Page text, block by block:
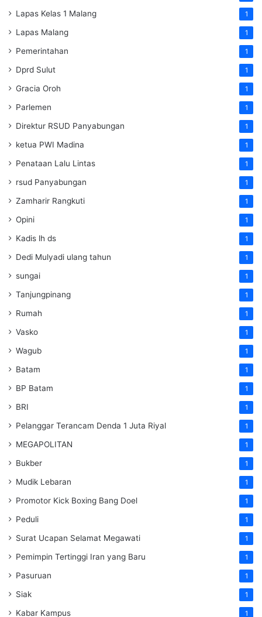
Lapas Kelas 1 Malang 1
Lapas Malang 1
Pemerintahan 1
Dprd Sulut 1
Gracia Oroh 1
Parlemen 1
Direktur RSUD Panyabungan 1
ketua PWI Madina 1
Penataan Lalu Lintas 1
rsud Panyabungan 1
Zamharir Rangkuti 1
Opini 1
Kadis lh ds 1
Dedi Mulyadi ulang tahun 1
sungai 1
Tanjungpinang 1
Rumah 1
Vasko 1
Wagub 1
Batam 1
BP Batam 1
BRI 1
Pelanggar Terancam Denda 1 Juta Riyal 1
MEGAPOLITAN 1
Bukber 1
Mudik Lebaran 1
Promotor Kick Boxing Bang Doel 1
Peduli 1
Surat Ucapan Selamat Megawati 1
Pemimpin Tertinggi Iran yang Baru 1
Pasuruan 1
Siak 1
Kabar Kampus 1